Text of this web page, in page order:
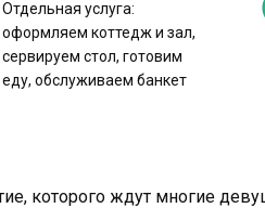
Отдельная услуга:
оформляем коттедж и зал,
сервируем стол, готовим
еду, обслуживаем банкет
которого ждут многие